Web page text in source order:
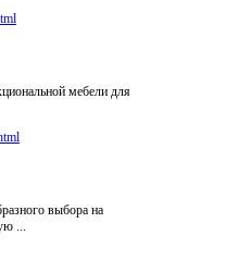
мебели для
выбора на
...